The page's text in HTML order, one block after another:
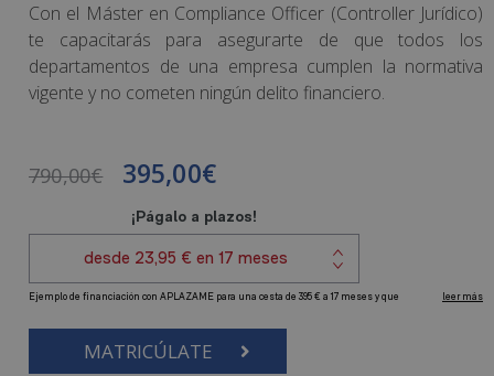
5 en base
a
valoracione
s de
clientes
Con el Máster en Compliance Officer (Controller Jurídico)
te capacitarás para asegurarte de que todos los
departamentos de una empresa cumplen la normativa
vigente y no cometen ningún delito financiero.
790,00€ 395,00€
MATRICÚLATE